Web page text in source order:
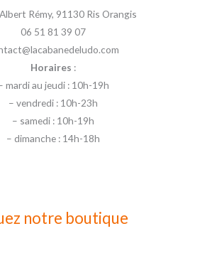
Rémy, 91130 Ris Orangis
06 51 81 39 07
Horaires :
mardi au jeudi : 10h-19h
– vendredi : 10h-23h
– samedi : 10h-19h
– dimanche : 14h-18h
notre boutique